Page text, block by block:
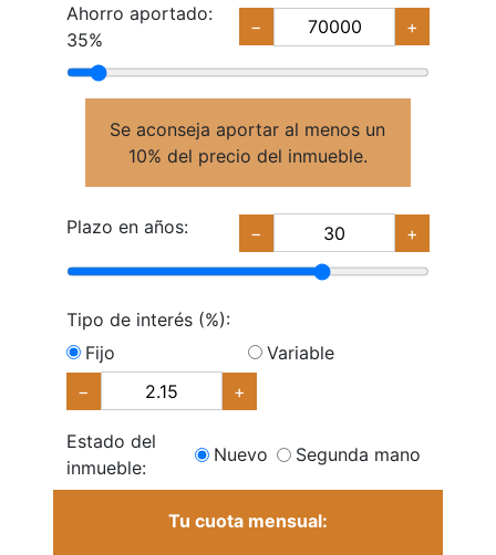
Ahorro aportado:
35%
− +
Se aconseja aportar al menos un
10% del precio del inmueble.
Plazo en años: − +
Tipo de interés (%):
Fijo
Variable
−
+
Estado del
inmueble:
Nuevo Segunda mano
Tu cuota mensual: